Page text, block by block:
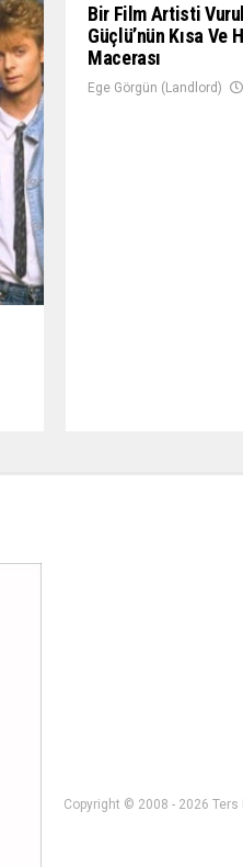
Bir Film Artisti
Güçlü’nün Kısa Ve
Macerası
Ege Görgün (Landlord)
Copyright © 2008 - 2026 Ters